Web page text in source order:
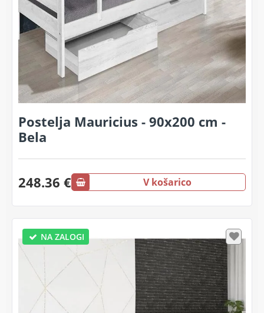
Postelja Mauricius - 90x200 cm -
Bela
248.36 € V košarico
NA ZALOGI